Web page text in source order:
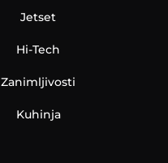
Jetset
Hi-Tech
Zanimljivosti
Kuhinja